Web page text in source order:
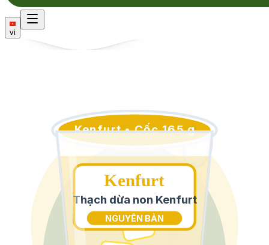
vi
Kenfurt • Cốc 165 g
Kenfurt
Thạch dừa non Kenfurt
NGUYÊN BẢN